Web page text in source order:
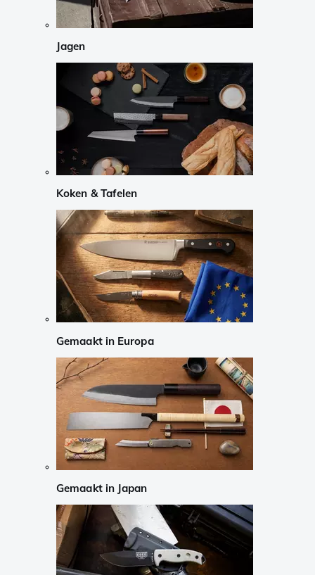
Jagen
Koken & Tafelen
Gemaakt in Europa
Gemaakt in Japan